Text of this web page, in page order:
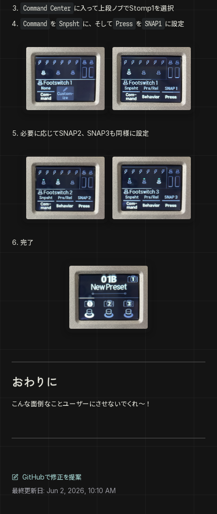
Command Center に入って上段ノブでStomp1を選択
Command を Snpsht に、そして Press を SNAP1 に設定
必要に応じてSNAP2、SNAP3も同様に設定
完了
おわりに
こんな面倒なことユーザーにさせないでくれ～！
GitHubで修正を提案
最終更新日: Jun 2, 2026, 10:10 AM